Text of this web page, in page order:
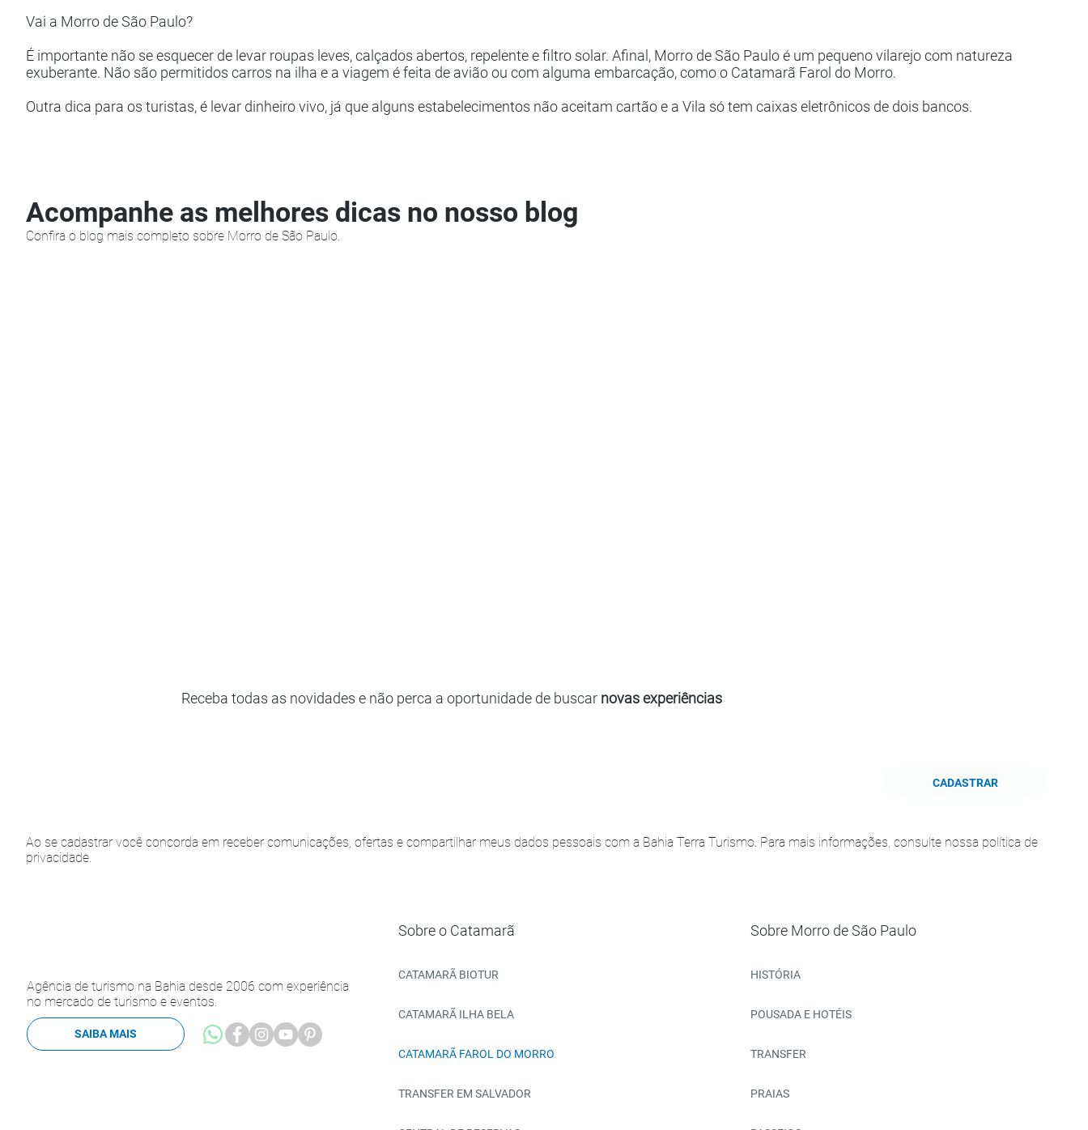
Vai a Morro de São Paulo?
É importante não se esquecer de levar roupas leves, calçados abertos, repelente e filtro solar. Afinal, Morro de São Paulo é um pequeno vilarejo com natureza
exuberante. Não são permitidos carros na ilha e a viagem é feita de avião ou com alguma embarcação, como o Catamarã Farol do Morro.
​Outra dica para os turistas, é levar dinheiro vivo, já que alguns estabelecimentos não aceitam cartão e a Vila só tem caixas eletrônicos de dois bancos.
Acompanhe as melhores dicas no nosso blog
Confira o blog mais completo sobre Morro de São Paulo.
Agência de turismo na Bahia desde 2006 com experiência
no mercado de turismo e eventos.
SAIBA MAIS
Sobre Morro de São Paulo
HISTÓRIA
POUSADA E HOTÉIS
TRANSFER
PRAIAS
Sobre o Catamarã
CATAMARÃ BIOTUR
CATAMARÃ ILHA BELA
CATAMARÃ FAROL DO MORRO
TRANSFER EM SALVADOR
Receba todas as novidades e não perca a oportunidade de buscar novas experiências
CADASTRAR
Ao se cadastrar você concorda em receber comunicações, ofertas e compartilhar meus dados pessoais com a Bahia Terra Turismo. Para mais informações, consulte nossa política de
privacidade.